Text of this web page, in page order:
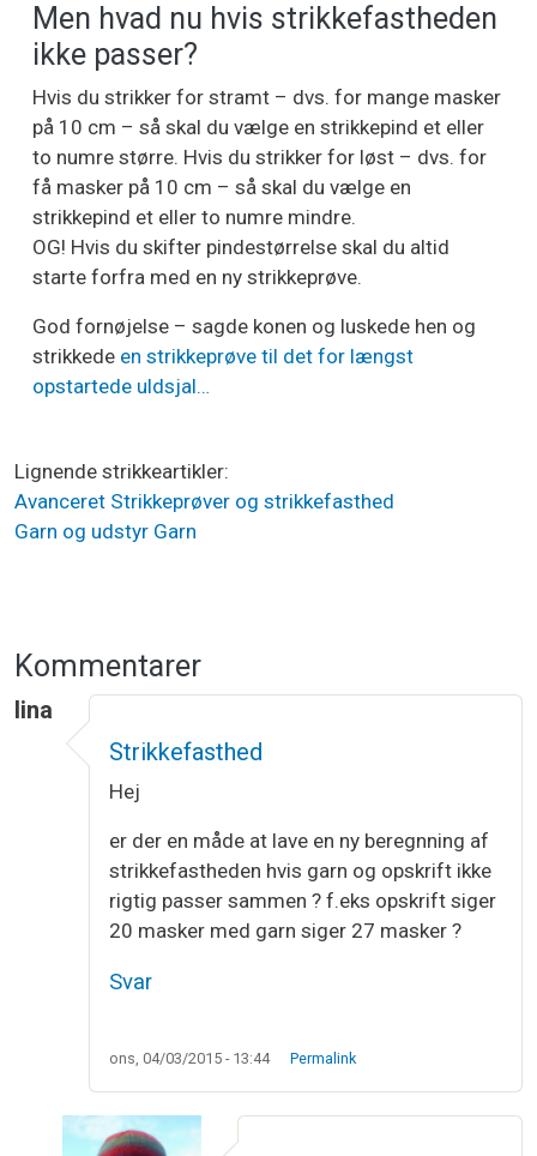
Men hvad nu hvis strikkefastheden
ikke passer?
Hvis du strikker for stramt – dvs. for mange masker
på 10 cm – så skal du vælge en strikkepind et eller
to numre større. Hvis du strikker for løst – dvs. for
få masker på 10 cm – så skal du vælge en
strikkepind et eller to numre mindre.
OG! Hvis du skifter pindestørrelse skal du altid
starte forfra med en ny strikkeprøve.
God fornøjelse – sagde konen og luskede hen og
strikkede en strikkeprøve til det for længst
opstartede uldsjal…
Lignende strikkeartikler
Avanceret Strikkeprøver og strikkefasthed
Garn og udstyr Garn
Kommentarer
lina
Strikkefasthed
Hej
er der en måde at lave en ny beregnning af
strikkefastheden hvis garn og opskrift ikke
rigtig passer sammen ? f.eks opskrift siger
20 masker med garn siger 27 masker ?
Svar
ons, 04/03/2015 - 13:44 Permalink